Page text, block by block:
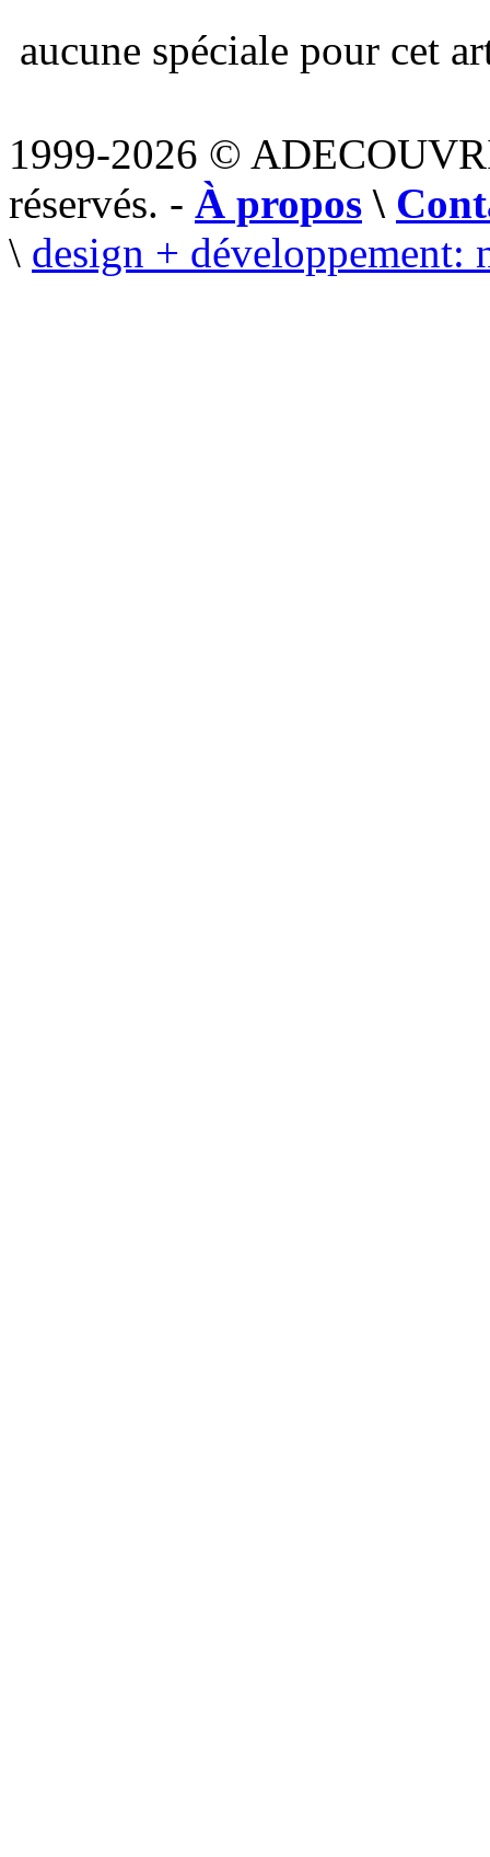
aucune spéciale pour cet
1999-2026 ©
réservés. - À propos \
\ design + développement: